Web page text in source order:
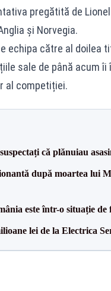
pregătită de
și Norvegia.
echipa către al doilea
sale de până acum
al competiției.
că plănuiau
după moartea lui
este într-o situație de
lei de la Electrica